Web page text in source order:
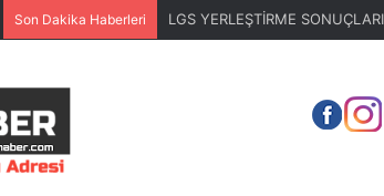
Son Dakika Haberleri LGS YERLEŞTİRME